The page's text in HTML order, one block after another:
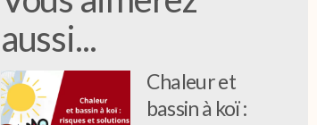
aussi...
Chaleur et
bassin à koï :